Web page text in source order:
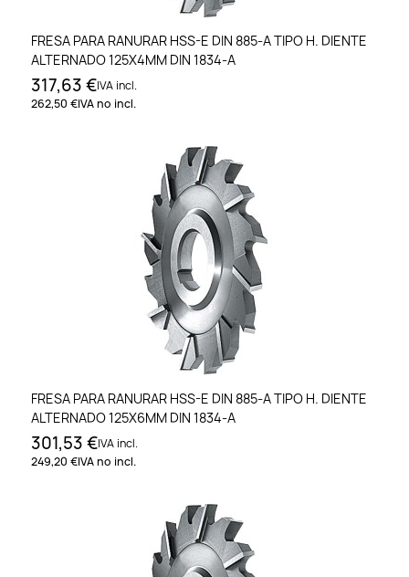
FRESA PARA RANURAR HSS-E DIN 885-A TIPO H. DIENTE
ALTERNADO 125X4MM DIN 1834-A
317,63 €IVA incl.
262,50 €IVA no incl.
FRESA PARA RANURAR HSS-E DIN 885-A TIPO H. DIENTE
ALTERNADO 125X6MM DIN 1834-A
301,53 €IVA incl.
249,20 €IVA no incl.